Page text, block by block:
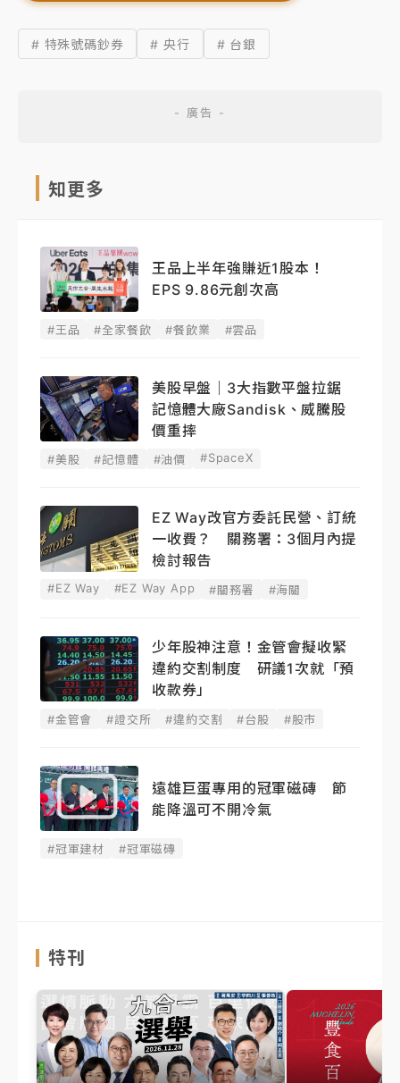
# 特殊號碼鈔券 # 央行 # 台銀
知更多
王品上半年強賺近1股本！
EPS 9.86元創次高
#王品 #全家餐飲 #餐飲業 #雲品
美股早盤｜3大指數平盤拉鋸
記憶體大廠Sandisk、威騰股
價重摔
#美股 #記憶體 #油價 #SpaceX
EZ Way改官方委託民營、訂統
一收費？ 關務署：3個月內提
檢討報告
#EZ Way #EZ Way App #關務署 #海關
少年股神注意！金管會擬收緊
違約交割制度 研議1次就「預
收款券」
#金管會 #證交所 #違約交割 #台股 #股市
遠雄巨蛋專用的冠軍磁磚 節
能降溫可不開冷氣
#冠軍建材 #冠軍磁磚
特刊